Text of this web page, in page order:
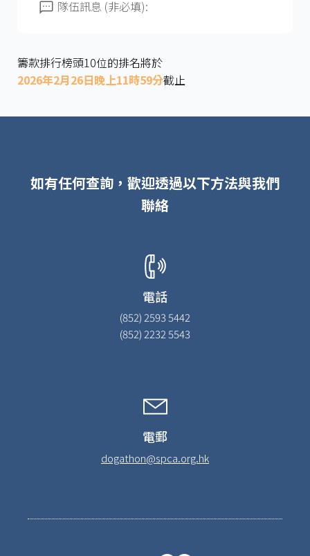
隊伍訊息 (非必填):
籌款排行榜頭10位的排名將於
2026年2月26日晚上11時59分截止
如有任何查詢，歡迎透過以下方法與我們
聯絡
電話
(852) 2593 5442
(852) 2232 5543
電郵
dogathon@spca.org.hk